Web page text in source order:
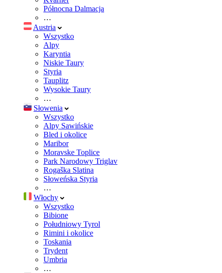
Północna Dalmacja
…
Austria
Wszystko
Alpy
Karyntia
Niskie Taury
Styria
Tauplitz
Wysokie Taury
…
Słowenia
Wszystko
Alpy Sawińskie
Bled i okolice
Maribor
Moravske Toplice
Park Narodowy Triglav
Rogaška Slatina
Słoweńska Styria
…
Włochy
Wszystko
Bibione
Południowy Tyrol
Rimini i okolice
Toskania
Trydent
Umbria
…